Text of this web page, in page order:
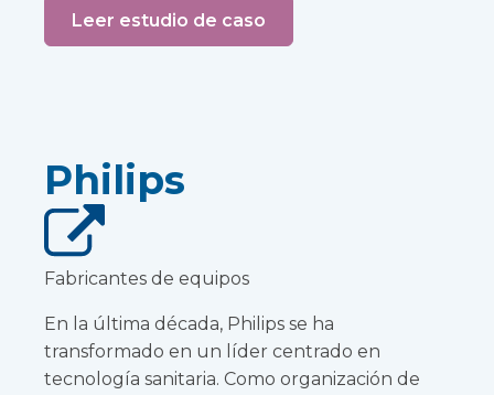
Leer estudio de caso
Philips
Fabricantes de equipos
En la última década, Philips se ha
transformado en un líder centrado en
tecnología sanitaria. Como organización de